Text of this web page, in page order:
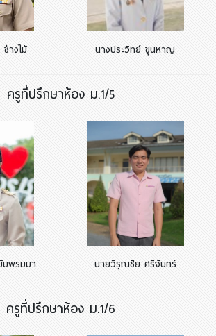
างไม้ นางประวิทย์ ขุนหาญ
ครูที่ปรึกษาห้อง ม.1/5
มพรมมา นายวิรุณชัย ศรีจันทร์
ครูที่ปรึกษาห้อง ม.1/6